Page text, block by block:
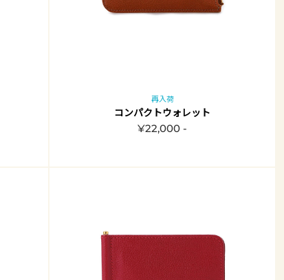
再入荷
コンパクトウォレット
¥22,000 -